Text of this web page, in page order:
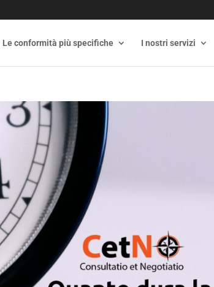
Le conformità più specifiche I nostri servizi